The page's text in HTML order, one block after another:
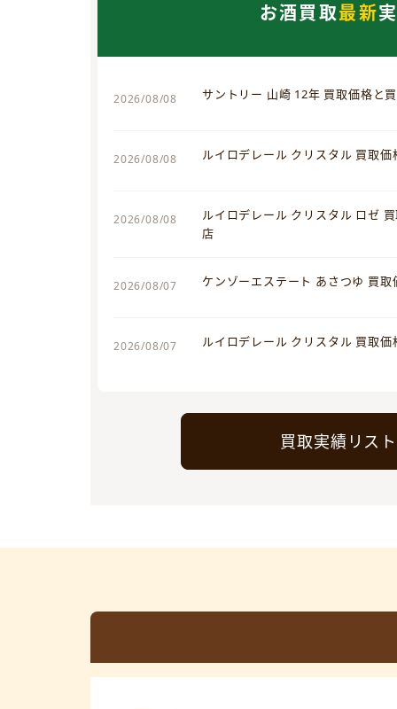
お酒買取最新
2026/08/08 サントリー 山崎 12年 買取価格と
2026/08/08 ルイロデレール クリスタル 買取
2026/08/08
ルイロデレール クリスタル ロゼ
店
2026/08/07 ケンゾーエステート あさつゆ 買
2026/08/07 ルイロデレール クリスタル 買取
買取実績リスト